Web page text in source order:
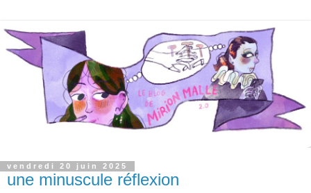
vendredi 20 juin 2025
une minuscule réflexion